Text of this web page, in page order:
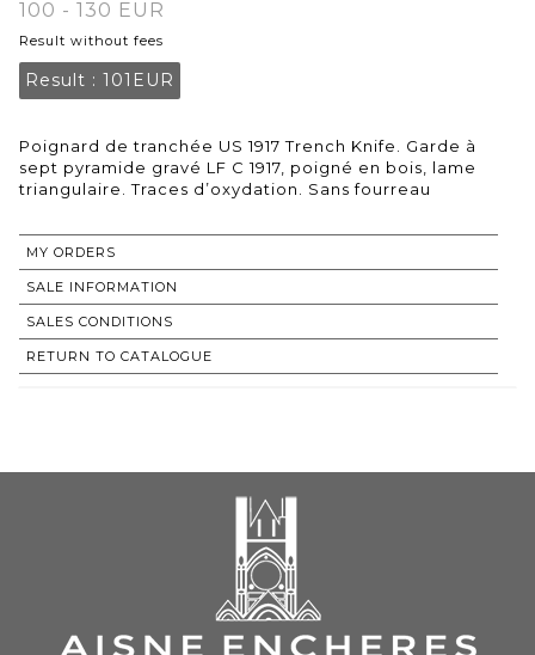
100 - 130 EUR
Result without fees
Result : 101EUR
Poignard de tranchée US 1917 Trench Knife. Garde à
sept pyramide gravé LF C 1917, poigné en bois, lame
triangulaire. Traces d’oxydation. Sans fourreau
MY ORDERS
SALE INFORMATION
SALES CONDITIONS
RETURN TO CATALOGUE